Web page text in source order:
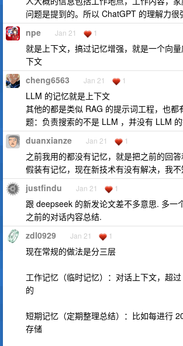
问题是提到的。所以 ChatGPT 的理解力很
npe Jan 21 1
就是上下文，搞过记忆增强，就是一个向
下文
cheng6563 Jan 21 1
LLM 的记忆就是上下文
其他的都是类似 RAG 的提示词工程，也都
题：负责搜索的不是 LLM ，并没有 LLM 的
duanxianze Jan 21 1
之前我用的都没有记忆，就是把之前的回答
假装有记忆，现在新技术有没有解决，我
justfindu Jan 21 1
跟 deepseek 的新发论文差不多意思. 多一
之前的对话内容总结.
zdl0929 Jan 21 1
现在常规的做法是分三层
工作记忆（临时记忆）：对话上下文，超
的
短期记忆（定期整理总结）：比如每进行
存储